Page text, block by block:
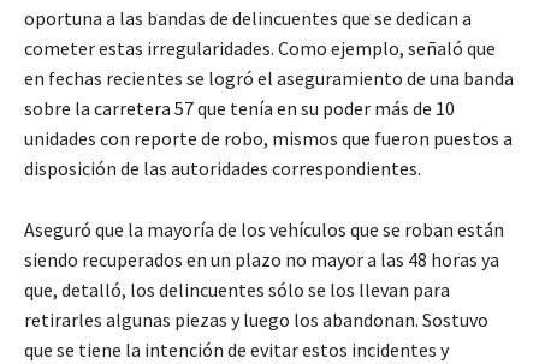
oportuna a las bandas de delincuentes que se dedican a
cometer estas irregularidades. Como ejemplo, señaló que
en fechas recientes se logró el aseguramiento de una banda
sobre la carretera 57 que tenía en su poder más de 10
unidades con reporte de robo, mismos que fueron puestos a
disposición de las autoridades correspondientes.
Aseguró que la mayoría de los vehículos que se roban están
siendo recuperados en un plazo no mayor a las 48 horas ya
que, detalló, los delincuentes sólo se los llevan para
retirarles algunas piezas y luego los abandonan. Sostuvo
que se tiene la intención de evitar estos incidentes y